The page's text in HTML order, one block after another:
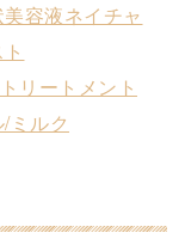
容液ネイチャ
リートメント
ミルク